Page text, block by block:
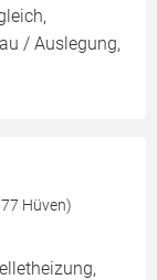
/ Auslegung,
Hüven)